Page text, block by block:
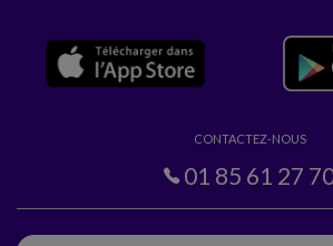
CONTACTEZ-NOUS
01 85 61 27